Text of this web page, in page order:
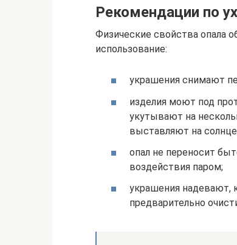
Рекомендации по
Физические свойства опала
использование:
украшения снимают
изделия моют под
укутывают на
выставляют на
опал не переносит
воздействия паром;
украшения надевают,
предварительно